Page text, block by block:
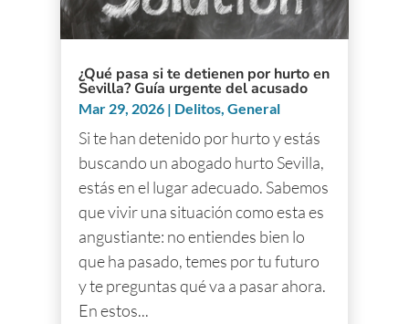
¿Qué pasa si te detienen por hurto en
Sevilla? Guía urgente del acusado
Mar 29, 2026 | Delitos,General
Si te han detenido por hurto y estás
buscando un abogado hurto Sevilla,
estás en el lugar adecuado. Sabemos
que vivir una situación como esta es
angustiante: no entiendes bien lo
que ha pasado, temes por tu futuro
y te preguntas qué va a pasar ahora.
En estos...